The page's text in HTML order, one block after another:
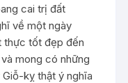
cai trị đất
về một ngày
thực tốt đẹp đến
mong có những
kỵ thật ý nghĩa